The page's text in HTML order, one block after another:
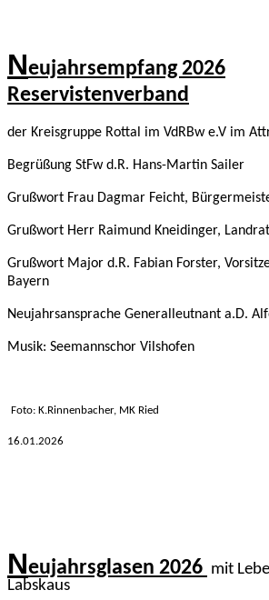
Neujahrsempfang 2026
Reservistenverband
der Kreisgruppe Rottal im VdRBw e.V im
Begrüßung StFw d.R. Hans-Martin Sailer
Grußwort Frau Dagmar Feicht,
Grußwort Herr Raimund Kneidinger,
Grußwort Major d.R. Fabian Forster,
Bayern
Neujahrsansprache Generalleutnant a.D.
Musik: Seemannschor Vilshofen
Foto: K.Rinnenbacher, MK Ried
16.01.2026
Neujahrsglasen 2026 mit
Labskaus